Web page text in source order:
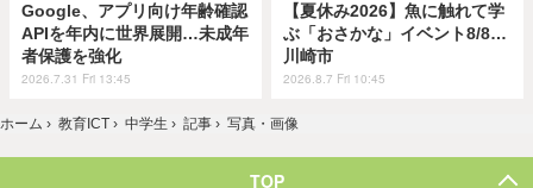
Google、アプリ向け年齢確認
APIを年内に世界展開…未成年
者保護を強化
2026.7.31 Fri 13:45
【夏休み2026】魚に触れて学
ぶ「おさかな」イベント8/8…
川崎市
2026.8.7 Fri 10:45
ホーム › 教育ICT › 中学生 › 記事 › 写真・画像
TOP